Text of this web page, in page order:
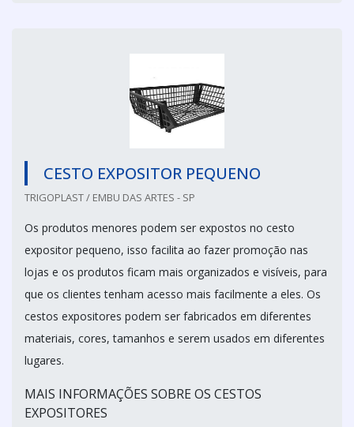
CESTO EXPOSITOR PEQUENO
TRIGOPLAST / EMBU DAS ARTES - SP
Os produtos menores podem ser expostos no cesto
expositor pequeno, isso facilita ao fazer promoção nas
lojas e os produtos ficam mais organizados e visíveis, para
que os clientes tenham acesso mais facilmente a eles. Os
cestos expositores podem ser fabricados em diferentes
materiais, cores, tamanhos e serem usados em diferentes
lugares.
MAIS INFORMAÇÕES SOBRE OS CESTOS
EXPOSITORES